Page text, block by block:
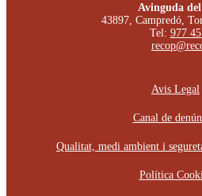
Avinguda
43897, Campredó,
Tel: 977
Avis Legal
Canal de
Qualitat, medi ambient i
Política